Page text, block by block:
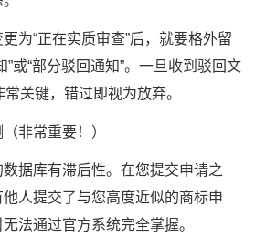
“正在实质审查”后，就要格外留
”或“部分驳回通知”。一旦收到驳回文
关键，错过即视为放弃。
非常重要！）
库有滞后性。在您提交申请之
人提交了与您高度近似的商标申
法通过官方系统完全掌握。